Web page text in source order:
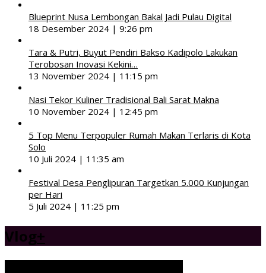
Blueprint Nusa Lembongan Bakal Jadi Pulau Digital
18 Desember 2024 | 9:26 pm
Tara & Putri, Buyut Pendiri Bakso Kadipolo Lakukan
Terobosan Inovasi Kekini…
13 November 2024 | 11:15 pm
Nasi Tekor Kuliner Tradisional Bali Sarat Makna
10 November 2024 | 12:45 pm
5 Top Menu Terpopuler Rumah Makan Terlaris di Kota
Solo
10 Juli 2024 | 11:35 am
Festival Desa Penglipuran Targetkan 5.000 Kunjungan
per Hari
5 Juli 2024 | 11:25 pm
Vlog+